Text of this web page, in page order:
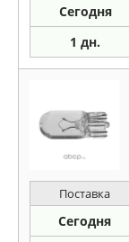
Сегодня
1 дн.
Поставка
Сегодня